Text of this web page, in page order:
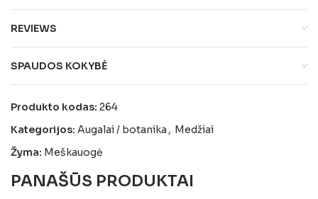
REVIEWS
SPAUDOS KOKYBĖ
Produkto kodas: 264
Kategorijos: Augalai / botanika , Medžiai
Žyma: Meškauogė
PANAŠŪS PRODUKTAI